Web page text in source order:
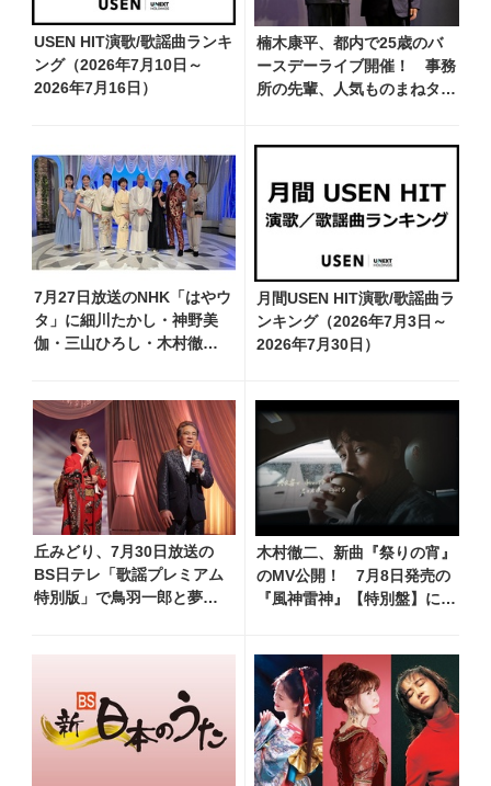
USEN HIT演歌/歌謡曲ランキ
ング（2026年7月10日～
2026年7月16日）
楠木康平、都内で25歳のバ
ースデーライブ開催！ 事務
所の先輩、人気ものまねタレ
7月27日放送のNHK「はやウ
タ」に細川たかし・神野美
伽・三山ひろし・木村徹
月間USEN HIT演歌/歌謡曲ラ
ンキング（2026年7月3日～
2026年7月30日）
丘みどり、7月30日放送の
BS日テレ「歌謡プレミアム
特別版」で鳥羽一郎と夢の
木村徹二、新曲『祭りの宵』
のMV公開！ 7月8日発売の
『風神雷神』【特別盤】に収